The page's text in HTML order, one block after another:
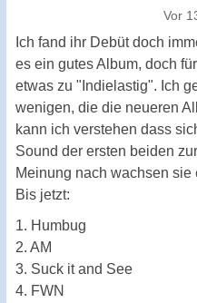
Vor
Ich fand ihr Debüt doch
es ein gutes Album, doch
etwas zu "Indielastig". Ich
wenigen, die die neueren
kann ich verstehen dass
Sound der ersten beiden
Meinung nach wachsen
Bis jetzt:
1. Humbug
2. AM
3. Suck it and See
4. FWN